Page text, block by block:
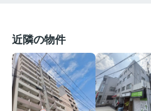
近隣の物件